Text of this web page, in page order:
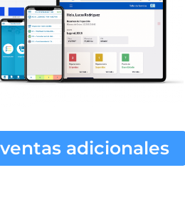
adicionales